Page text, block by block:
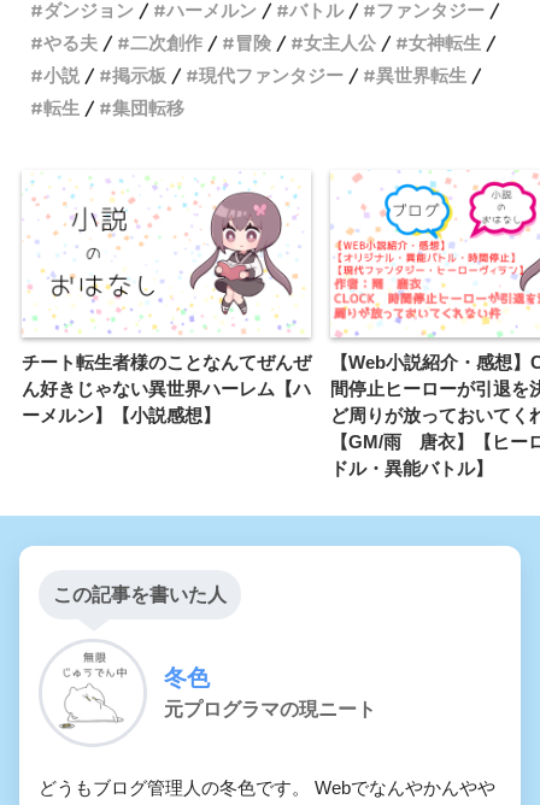
ダンジョン ハーメルン バトル
ファンタジー
やる夫
二次創作 冒険 女主人公
女神転生
小説
掲示板 現代ファンタジー
異世界転生
転生
集団転移
チート転生者様のことなんてぜんぜ
ん好きじゃない異世界ハーレム【ハ
ーメルン】【小説感想】
【Web小説紹介・感想
間停止ヒーローが引退を
ど周りが放っておいてく
【GM/雨 唐衣】【ヒー
ドル・異能バトル】
この記事を書いた人
冬色
元プログラマの現ニート
どうもブログ管理人の冬色です。 Webでなんやかんやや